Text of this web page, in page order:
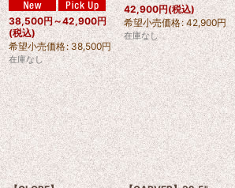
38,500円～42,900円
(税込)
希望小売価格: 38,500円
在庫なし
42,900円(税込)
希望小売価格: 42,900円
在庫なし